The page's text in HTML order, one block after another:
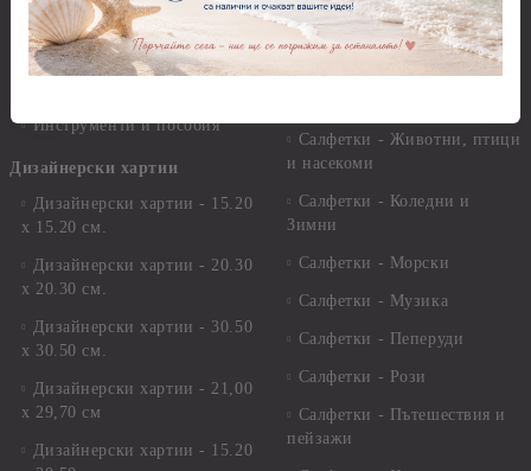
Лепила
Краклета и медиуми
Инструменти и пособия
Дизайнерски хартии
Дизайнерски хартии - 15.20
х 15.20 см.
Дизайнерски хартии - 20.30
х 20.30 см.
Дизайнерски хартии - 30.50
х 30.50 см.
Дизайнерски хартии - 21,00
х 29,70 см
Дизайнерски хартии - 15.20
Салфетки
Салфетки - Великден
Салфетки - Животни, птици
и насекоми
Салфетки - Коледни и
Зимни
Салфетки - Морски
Салфетки - Музика
Салфетки - Пеперуди
Салфетки - Рози
Салфетки - Пътешествия и
пейзажи